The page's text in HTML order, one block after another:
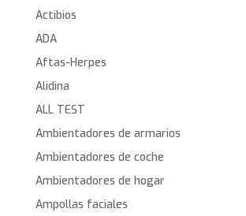
Actibios
ADA
Aftas-Herpes
Alidina
ALL TEST
Ambientadores de armarios
Ambientadores de coche
Ambientadores de hogar
Ampollas faciales